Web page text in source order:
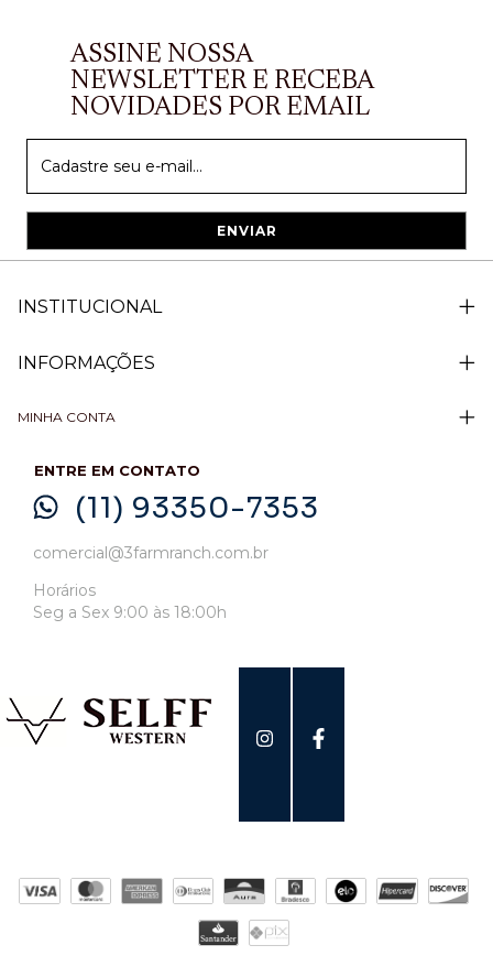
ASSINE NOSSA
NEWSLETTER E RECEBA
NOVIDADES POR EMAIL
INSTITUCIONAL
INFORMAÇÕES
MINHA CONTA
ENTRE EM CONTATO
(11) 93350-7353
comercial@3farmranch.com.br
Horários
Seg a Sex 9:00 às 18:00h